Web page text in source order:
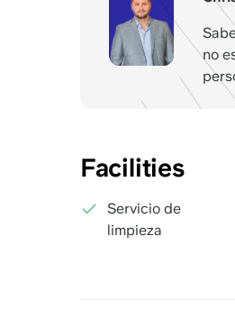
no
Facilities
Servicio de
limpieza